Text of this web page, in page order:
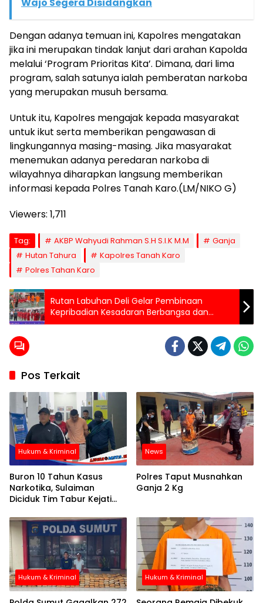
Dengan adanya temuan ini, Kapolres mengatakan
jika ini merupakan tindak lanjut dari arahan Kapolda
melalui ‘Program Prioritas Kita’. Dimana, dari lima
program, salah satunya ialah pemberatan narkoba
yang merupakan musuh bersama.
Untuk itu, Kapolres mengajak kepada masyarakat
untuk ikut serta memberikan pengawasan di
lingkungannya masing-masing. Jika masyarakat
menemukan adanya peredaran narkoba di
wilayahnya diharapkan langsung memberikan
informasi kepada Polres Tanah Karo.(LM/NIKO G)
Viewers: 1,711
Tag: AKBP Wahyudi Rahman S.H S.I.K M.M
Ganja
Hutan Tahura
Kapolres Tanah Karo
Polres Tahan Karo
Rutan Labuhan Deli Gelar Pembinaan
Kepribadian Kesadaran Berbangsa dan
Bernegara Terhadap Warga Binaan
Pos Terkait
Hukum & Kriminal
Buron 10 Tahun Kasus
Narkotika, Sulaiman
Diciduk Tim Tabur Kejati
News
Polres Taput Musnahkan
Ganja 2 Kg
Hukum & Kriminal Hukum & Kriminal